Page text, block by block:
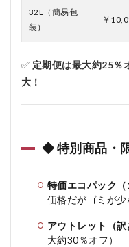
32L（簡易包
装）
￥
✅ 定期便は最大約25％
大！
◆ 特別商品・
特価エコパック（
価格だがゴミが少
アウトレット（
大約30％オフ）